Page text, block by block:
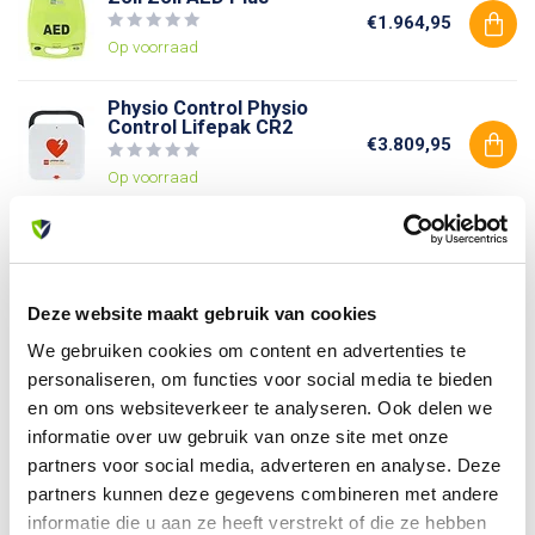
Deze website maakt gebruik van cookies
We gebruiken cookies om content en advertenties te
personaliseren, om functies voor social media te bieden
en om ons websiteverkeer te analyseren. Ook delen we
informatie over uw gebruik van onze site met onze
partners voor social media, adverteren en analyse. Deze
partners kunnen deze gegevens combineren met andere
informatie die u aan ze heeft verstrekt of die ze hebben
Op voorraad
€1.964,95
Physio Control Physio
Control Lifepak CR2
Op voorraad
€3.809,95
Niet op voorraad
Heb je vragen over dit product?
Of heb je hulp nodig bij je bestelling? Neem contact op
met onze klantenservice. We helpen je graag verder!
info@allesveilig.nl
+31 (0) 6 82095086